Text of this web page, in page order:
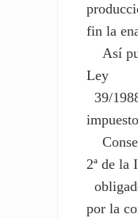
fin la
Así
Ley
39/
2ª de la
por la